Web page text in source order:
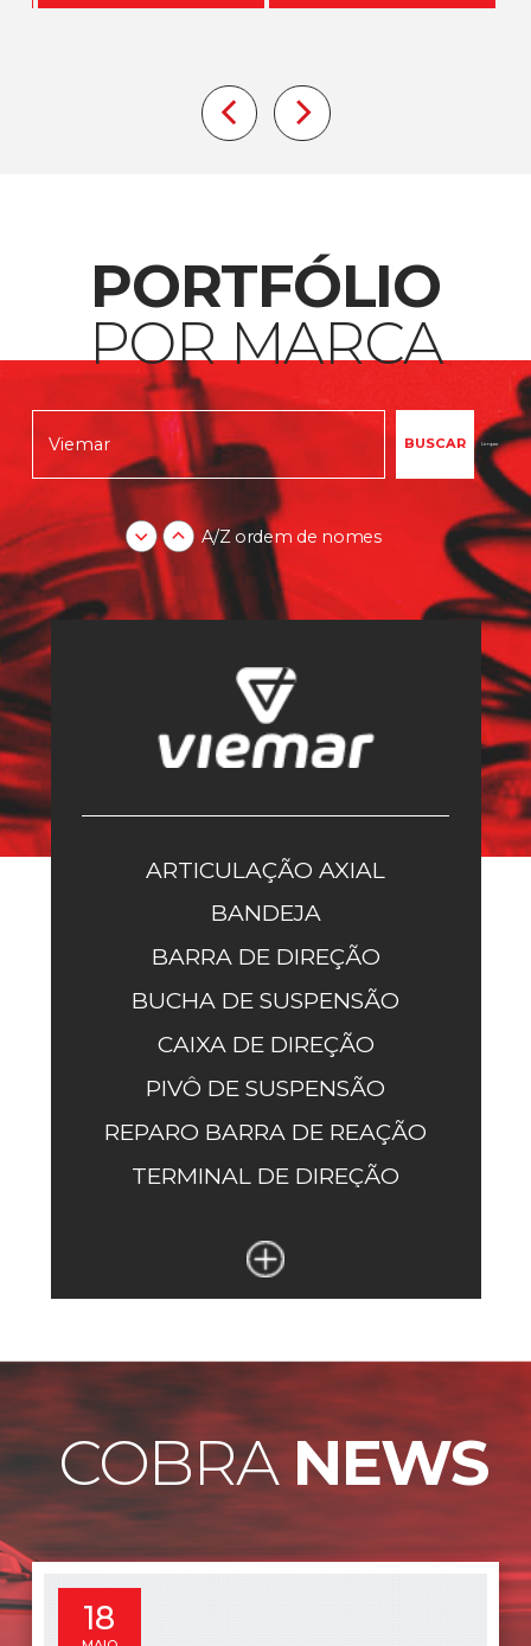
PORTFÓLIO
POR MARCA
Limpar
ARTICULAÇÃO AXIAL
BANDEJA
BARRA DE DIREÇÃO
BUCHA DE SUSPENSÃO
CAIXA DE DIREÇÃO
PIVÔ DE SUSPENSÃO
REPARO BARRA DE REAÇÃO
TERMINAL DE DIREÇÃO
COBRA NEWS